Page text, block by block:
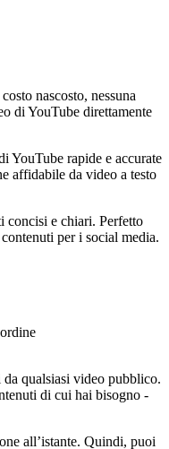
nascosto, nessuna
di YouTube direttamente
YouTube rapide e accurate
affidabile da video a testo
concisi e chiari. Perfetto
per i social media.
qualsiasi video pubblico.
di cui hai bisogno -
all’istante. Quindi, puoi